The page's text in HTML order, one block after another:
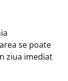
se poate
ziua imediat